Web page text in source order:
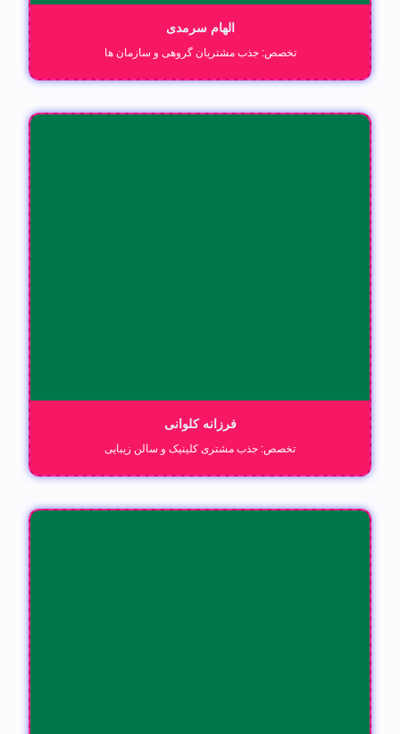
الهام سرمدی
تخصص: جذب مشتریان گروهی و سازمان ها
فرزانه کلوانی
تخصص: جذب مشتری کلینیک و سالن زیبایی